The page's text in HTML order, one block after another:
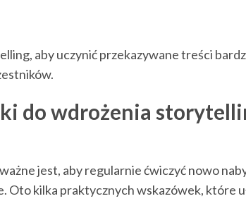
aby uczynić przekazywane treści
do wdrożenia
jest, aby regularnie ćwiczyć nowo
Oto kilka praktycznych wskazówek, które